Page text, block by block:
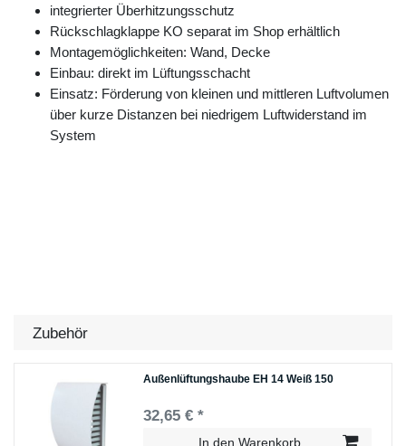
integrierter Überhitzungsschutz
Rückschlagklappe KO separat im Shop erhältlich
Montagemöglichkeiten: Wand, Decke
Einbau: direkt im Lüftungsschacht
Einsatz: Förderung von kleinen und mittleren Luftvolumen
über kurze Distanzen bei niedrigem Luftwiderstand im
System
Zubehör
Außenlüftungshaube EH 14 Weiß 150
32,65 € *
In den Warenkorb